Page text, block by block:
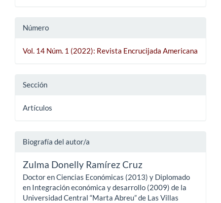
Número
Vol. 14 Núm. 1 (2022): Revista Encrucijada Americana
Sección
Artículos
Biografía del autor/a
Zulma Donelly Ramírez Cruz
Doctor en Ciencias Económicas (2013) y Diplomado
en Integración económica y desarrollo (2009) de la
Universidad Central “Marta Abreu” de Las Villas